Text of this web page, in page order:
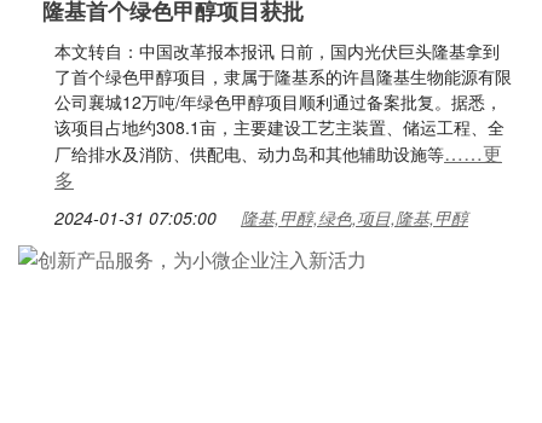
隆基首个绿色甲醇项目获批
本文转自：中国改革报本报讯 日前，国内光伏巨头隆基拿到
了首个绿色甲醇项目，隶属于隆基系的许昌隆基生物能源有限
公司襄城12万吨/年绿色甲醇项目顺利通过备案批复。据悉，
该项目占地约308.1亩，主要建设工艺主装置、储运工程、全
厂给排水及消防、供配电、动力岛和其他辅助设施等……更
多
2024-01-31 07:05:00 隆基,甲醇,绿色,项目,隆基,甲醇